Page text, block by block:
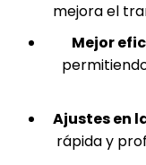
mejora el
Mejor
Ajustes en
rápida y